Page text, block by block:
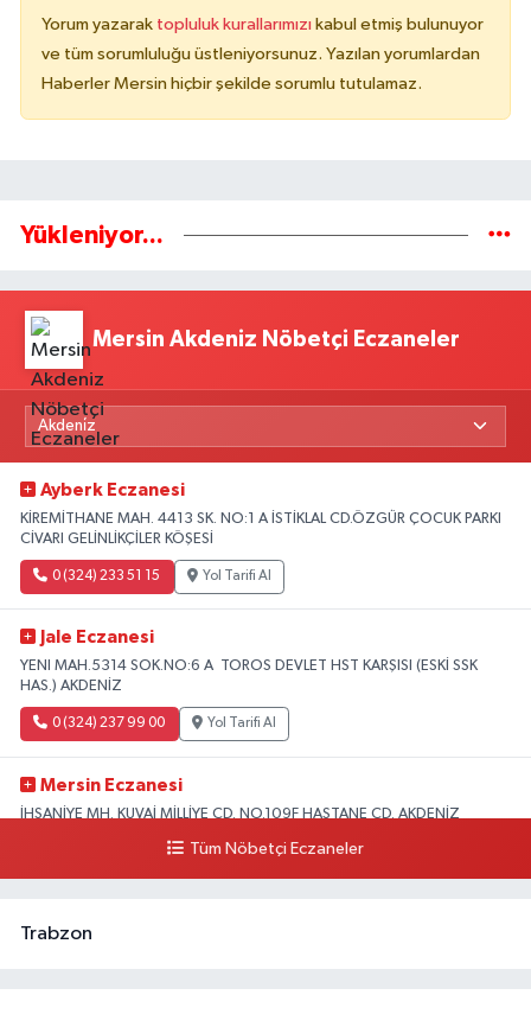
Yorum yazarak topluluk kurallarımızı kabul etmiş bulunuyor
ve tüm sorumluluğu üstleniyorsunuz. Yazılan yorumlardan
Haberler Mersin hiçbir şekilde sorumlu tutulamaz.
Yükleniyor...
Mersin Akdeniz Nöbetçi Eczaneler
Ayberk Eczanesi
KİREMİTHANE MAH. 4413 SK. NO:1 A İSTİKLAL CD.ÖZGÜR ÇOCUK PARKI
CİVARI GELİNLİKÇİLER KÖŞESİ
0 (324) 233 51 15 Yol Tarifi Al
Jale Eczanesi
YENI MAH.5314 SOK.NO:6 A TOROS DEVLET HST KARŞISI (ESKİ SSK
HAS.) AKDENİZ
0 (324) 237 99 00 Yol Tarifi Al
Mersin Eczanesi
İHSANİYE MH. KUVAİ MİLLİYE CD. NO.109F HASTANE CD. AKDENİZ
Tüm Nöbetçi Eczaneler
Trabzon